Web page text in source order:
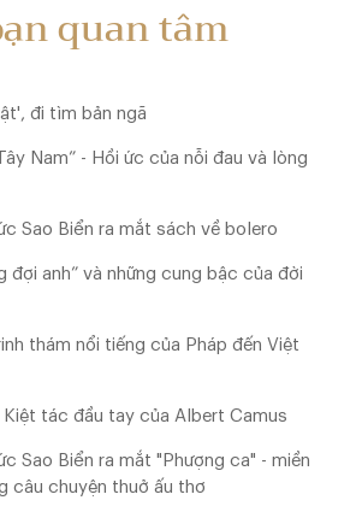
quan tâm
đi tìm bản ngã
Nam” - Hồi ức của nỗi đau và lòng
Sao Biển ra mắt sách về bolero
đợi anh” và những cung bậc của đời
thám nổi tiếng của Pháp đến Việt
Kiệt tác đầu tay của Albert Camus
Sao Biển ra mắt "Phượng ca" - miền
câu chuyện thuở ấu thơ